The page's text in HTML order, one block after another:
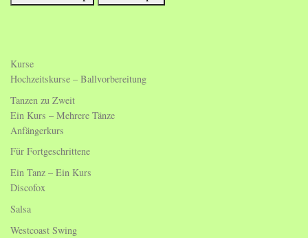
Kurse
Hochzeitskurse – Ballvorbereitung
Tanzen zu Zweit
Ein Kurs – Mehrere Tänze
Anfängerkurs
Für Fortgeschrittene
Ein Tanz – Ein Kurs
Discofox
Salsa
Westcoast Swing